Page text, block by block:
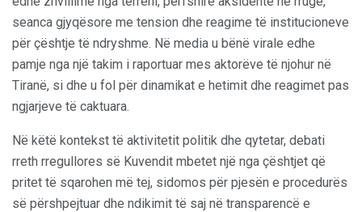
seanca gjyqësore me tension dhe reagime të institucioneve
për çështje të ndryshme. Në media u bënë virale edhe
pamje nga një takim i raportuar mes aktorëve të njohur në
Tiranë, si dhe u fol për dinamikat e hetimit dhe reagimet pas
ngjarjeve të caktuara.
Në këtë kontekst të aktivitetit politik dhe qytetar, debati
rreth rregullores së Kuvendit mbetet një nga çështjet që
pritet të sqarohen më tej, sidomos për pjesën e procedurës
së përshpejtuar dhe ndikimit të saj në transparencë e